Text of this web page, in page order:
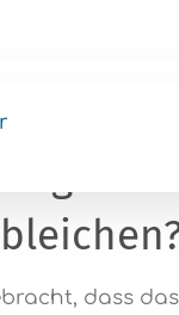
nach der
einer
dass